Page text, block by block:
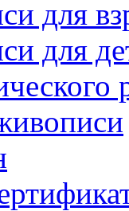
для
для